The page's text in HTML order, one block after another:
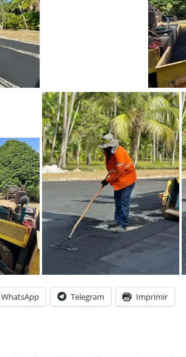
WhatsApp Telegram Imprimir